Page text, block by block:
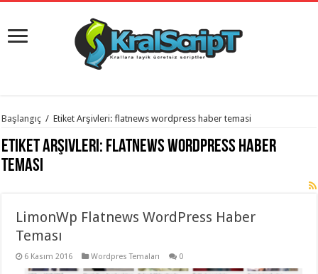
istanbul
evden
eve
taşımacılık
gaziantep
taşımacılık,
evden
taşımacılık,
gaziantep
Başlangıç / Etiket Arşivleri: flatnews wordpress haber temasi
Etiket Arşivleri: flatnews wordpress haber
temasi
LimonWp Flatnews WordPress Haber
Teması
6 Kasım 2016 Wordpres Temaları 0